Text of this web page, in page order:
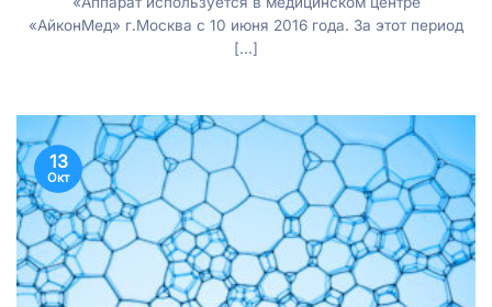
«АйконМед» г.Москва с 10 июня 2016 года. За этот период
[...]
13
Окт